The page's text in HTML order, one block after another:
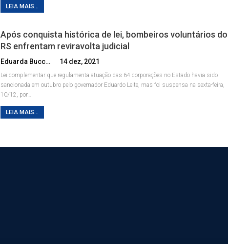
LEIA MAIS...
Após conquista histórica de lei, bombeiros voluntários do
RS enfrentam reviravolta judicial
Eduarda Bucco 14 dez, 2021
Lei complementar que regulamenta atuação das 64 corporações no Estado havia sido
sancionada em outubro pelo governador Eduardo Leite, mas foi suspensa na sexta-feira,
10/12, por…
LEIA MAIS...